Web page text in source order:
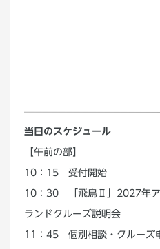
当日のスケジュール
【午前の部】
10：15 受付開始
10：30 「飛鳥Ⅱ」2027年ア
ランドクルーズ説明会
11：45 個別相談・クルーズ